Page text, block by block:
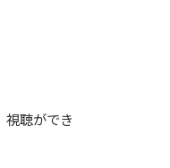
聴ができ